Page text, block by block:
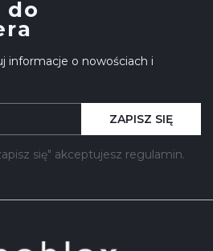
do
informacje o nowościach i
się" akceptujesz regulamin.
ZAPISZ SIĘ